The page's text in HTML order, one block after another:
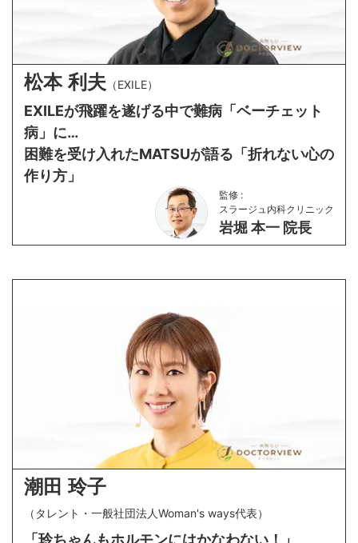
松本 利夫（EXILE）
EXILEが飛躍を遂げる中で難病「ベーチェット
病」に…
困難を受け入れたMATSUが語る「折れない心の
作り方」
監修 :
スラージュ内科クリニック
岩堀 本一 院長
潮田 玲子
（ タレント・一般社団法人Woman's ways代表）
「玲ちゃんもホルモンにはかなわない！」